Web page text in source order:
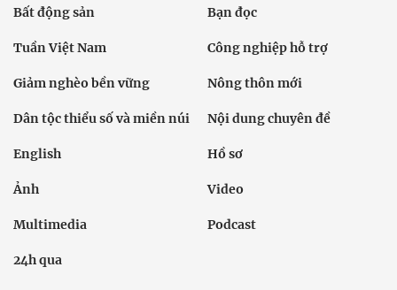
Bất động sản Bạn đọc
Tuần Việt Nam Công nghiệp hỗ trợ
Giảm nghèo bền vững Nông thôn mới
Dân tộc thiểu số và miền núi Nội dung chuyên đề
English Hồ sơ
Ảnh Video
Multimedia Podcast
24h qua